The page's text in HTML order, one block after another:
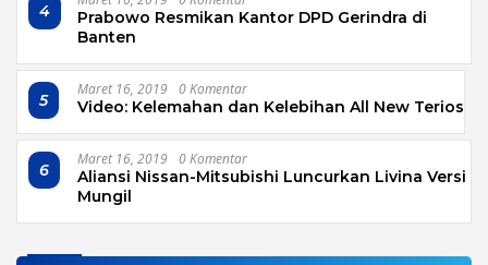
4
Prabowo Resmikan Kantor DPD Gerindra di
Banten
5
Maret 16, 2019 0 Komentar
Video: Kelemahan dan Kelebihan All New Terios
6
Maret 16, 2019 0 Komentar
Aliansi Nissan-Mitsubishi Luncurkan Livina Versi
Mungil